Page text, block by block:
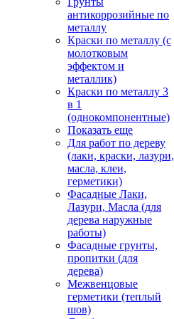
антикоррозийные по
металлу
Краски по металлу (с
молотковым
эффектом и
металлик)
Краски по металлу 3
в 1
(однокомпонентные)
Показать еще
Для работ по дереву
(лаки, краски, лазури,
масла, клеи,
герметики)
Фасадные Лаки,
Лазури, Масла (для
дерева наружные
работы)
Фасадные грунты,
пропитки (для
дерева)
Межвенцовые
герметики (теплый
шов)